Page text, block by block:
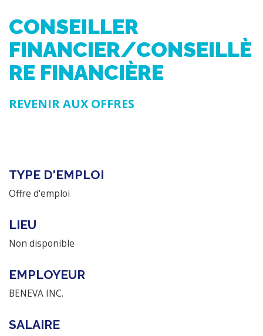
CONSEILLER
FINANCIER/CONSEILLÈ
RE FINANCIÈRE
REVENIR AUX OFFRES
TYPE D'EMPLOI
Offre d'emploi
LIEU
Non disponible
EMPLOYEUR
BENEVA INC.
SALAIRE